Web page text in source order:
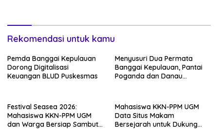
Rekomendasi untuk kamu
Pemda Banggai Kepulauan
Dorong Digitalisasi
Keuangan BLUD Puskesmas
Menyusuri Dua Permata
Banggai Kepulauan, Pantai
Poganda dan Danau
Festival Seasea 2026:
Mahasiswa KKN-PPM UGM
dan Warga Bersiap Sambut
Mahasiswa KKN-PPM UGM
Data Situs Makam
Bersejarah untuk Dukung